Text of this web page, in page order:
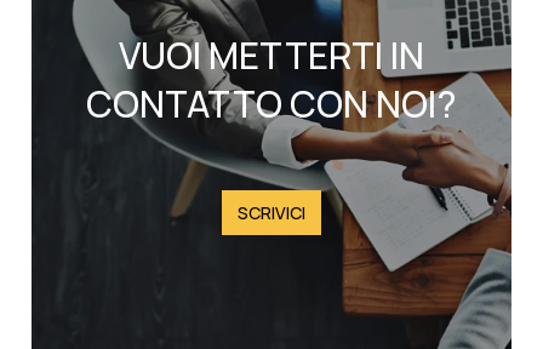
VUOI METTERTI IN
CONTATTO CON NOI?
SCRIVICI